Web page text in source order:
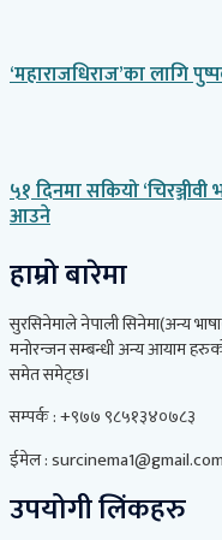
‘महाराजधिराज’का लागि
५१ दिनमा सकियो
आउने
हाम्रो बारेमा
सुरसिनेमाले नेपाली सिनेमा(अन्य
मनोरन्जन सम्बन्धी अन्य आयाम
समेत समेट्छ।
सम्पर्क : +९७७ ९८५१३४०७८३
ईमेल : surcinema1@gmail.com
उपयोगी लिंकहरु